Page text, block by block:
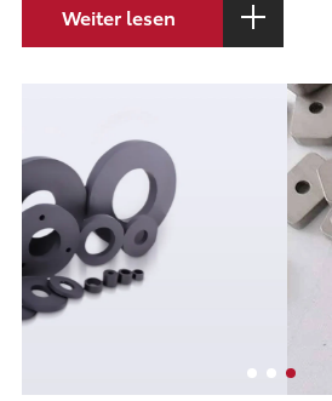
Weiter lesen